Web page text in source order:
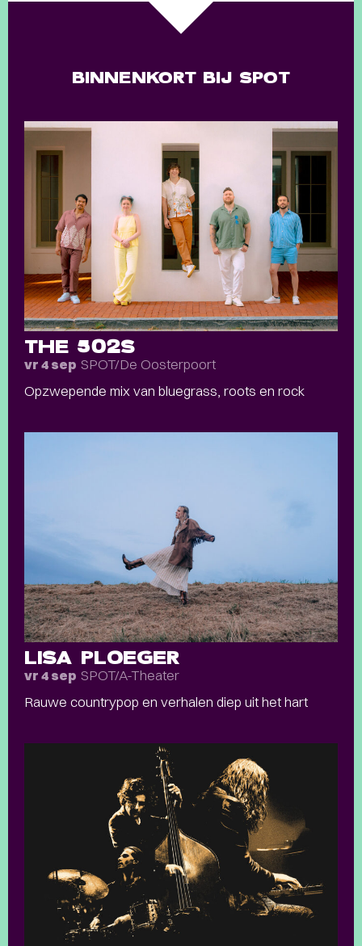
BINNENKORT BIJ SPOT
THE 502S
vr 4 sep SPOT/De Oosterpoort
Opzwepende mix van bluegrass, roots en rock
LISA PLOEGER
vr 4 sep SPOT/A-Theater
Rauwe countrypop en verhalen diep uit het hart